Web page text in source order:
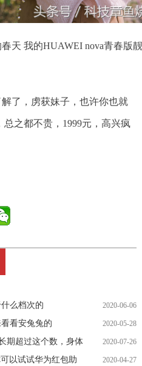
了，虏获妹子，也许你也就
之都不贵，1999元，高兴疯
么档次的 2020-06-06
看安兔兔的 2020-05-28
期超过这个数，身体 2020-07-26
以试试华为红包助 2020-04-27